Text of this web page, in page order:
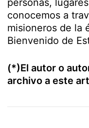
personas,
conocemos a
misioneros de la
Bienvenido de
(*)El autor o
archivo a este